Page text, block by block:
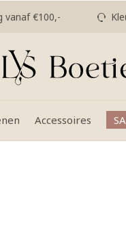
Accessoires
vanaf €100,-